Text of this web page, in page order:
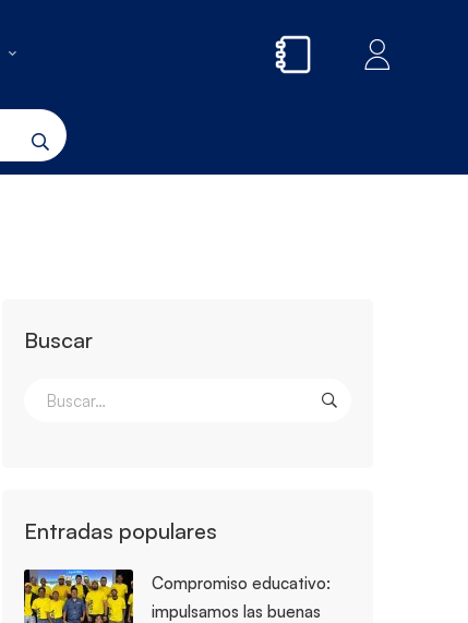
Buscar
Entradas populares
Compromiso educativo:
impulsamos las buenas